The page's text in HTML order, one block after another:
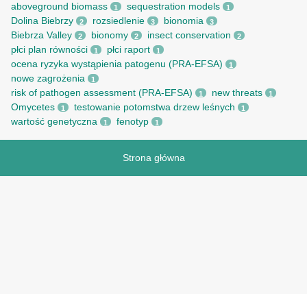
aboveground biomass 1 sequestration models 1
Dolina Biebrzy 2 rozsiedlenie 3 bionomia 3
Biebrza Valley 2 bionomy 2 insect conservation 2
płci plan równości 1 płci raport 1
ocena ryzyka wystąpienia patogenu (PRA-EFSA) 1
nowe zagrożenia 1
risk of pathogen assessment (PRA-EFSA) 1 new threats 1
Omycetes 1 testowanie potomstwa drzew leśnych 1
wartość genetyczna 1 fenotyp 1
Strona główna